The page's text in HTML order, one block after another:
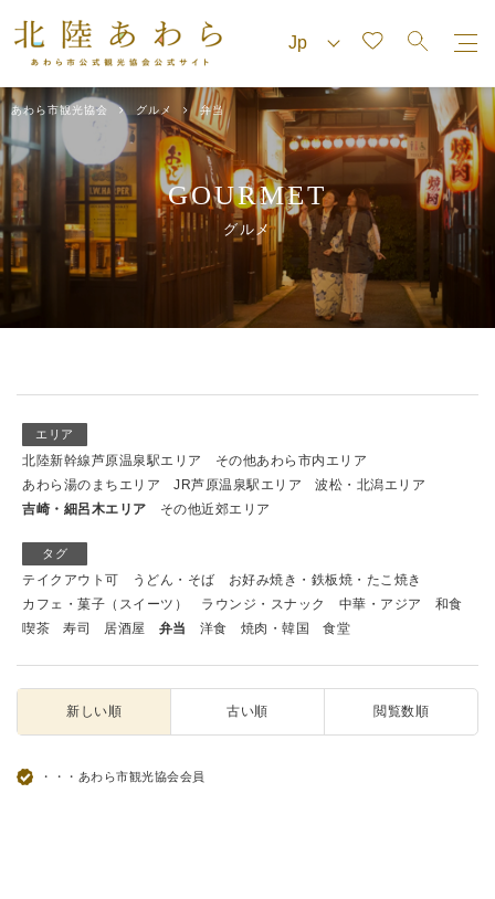
あわら市観光協会 グルメ 弁当
GOURMET
グルメ
エリア
北陸新幹線芦原温泉駅エリア
その他あわら市内エリア
あわら湯のまちエリア
JR芦原温泉駅エリア
波松・北潟エリア
吉崎・細呂木エリア
その他近郊エリア
タグ
テイクアウト可 うどん・そば
お好み焼き・鉄板焼・たこ焼き
カフェ・菓子（スイーツ）
ラウンジ・スナック 中華・アジア
和食
喫茶
寿司 居酒屋 弁当 洋食 焼肉・韓国 食堂
新しい順 古い順 閲覧数順
・・・あわら市観光協会会員